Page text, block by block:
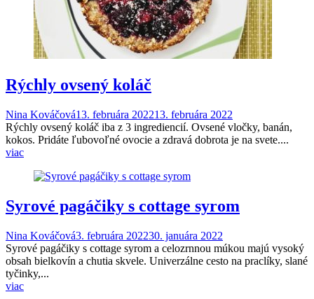
Rýchly ovsený koláč
Nina Kováčová13. februára 202213. februára 2022
Rýchly ovsený koláč iba z 3 ingrediencií. Ovsené vločky, banán,
kokos. Pridáte ľubovoľné ovocie a zdravá dobrota je na svete....
viac
Syrové pagáčiky s cottage syrom
Nina Kováčová3. februára 202230. januára 2022
Syrové pagáčiky s cottage syrom a celozrnnou múkou majú vysoký
obsah bielkovín a chutia skvele. Univerzálne cesto na praclíky, slané
tyčinky,...
viac